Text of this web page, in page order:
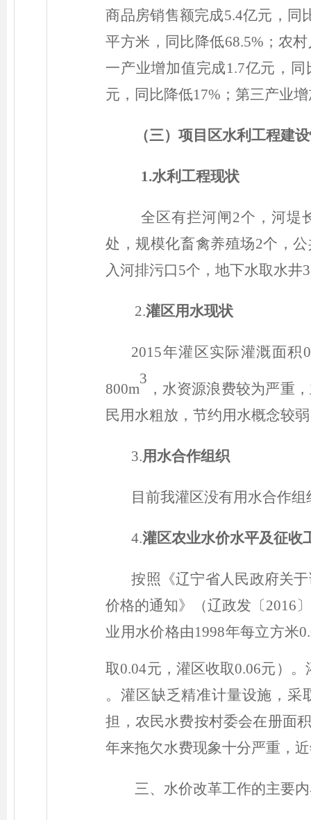
商品房销售额完成5.4亿元，同
平方米，同比降低68.5%；农
一产业增加值完成1.7亿元，
元，同比降低17%；第三产业
（三）项目区水利工程建
1.水利工程现状
全区有拦河闸2个，河堤
处，规模化畜禽养殖场2个，
入河排污口5个，地下水取水井
2.灌区用水现状
2015年灌区实际灌溉面积
800m
3
，水资源浪费较为严重
民用水粗放，节约用水概念较
3.用水合作组织
目前我灌区没有用水合作组
4.灌区农业水价水平及征收
按照《辽宁省人民政府关
价格的通知》（辽政发 〔2016〕
业用水价格由1998年每立方米
取0.04元，灌区收取0.06元）
。灌区缺乏精准计量设施，采
担，农民水费按村委会在册面
年来拖欠水费现象十分严重，
三、水价改革工作的主要